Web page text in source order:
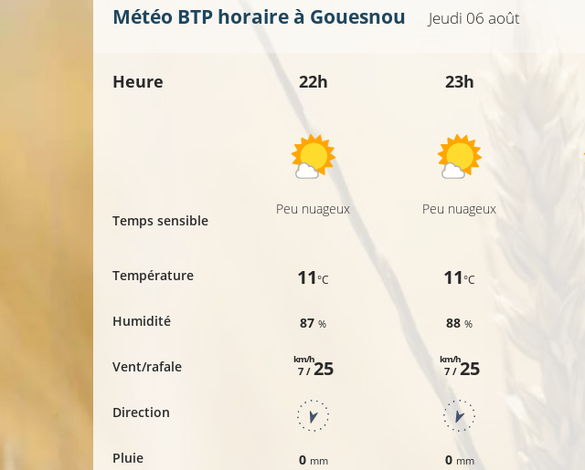
Météo BTP horaire à Gouesnou Jeudi 06 août
Heure
Temps sensible
Température
Humidité
Vent/rafale
Direction
Pluie
22h
Peu nuageux
11°C
87%
7 /
km/h25
0 mm
23h
Peu nuageux
11°C
88%
7 /
km/h25
0 mm